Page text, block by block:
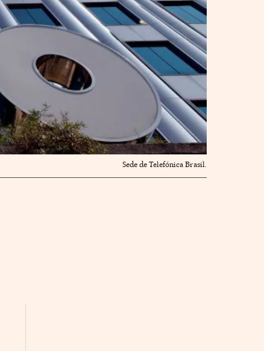
Sede de Telefónica Brasil.